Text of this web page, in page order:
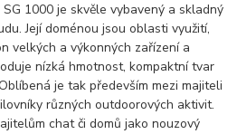
1000 je skvěle vybavený a skladný
Její doménou jsou oblasti využití,
velkých a výkonných zařízení a
nízká hmotnost, kompaktní tvar
je tak především mezi majiteli
různých outdoorových aktivit.
chat či domů jako nouzový